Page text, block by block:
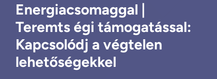
Energiacsomaggal |
Teremts égi támogatással:
Kapcsolódj a végtelen
lehetőségekkel